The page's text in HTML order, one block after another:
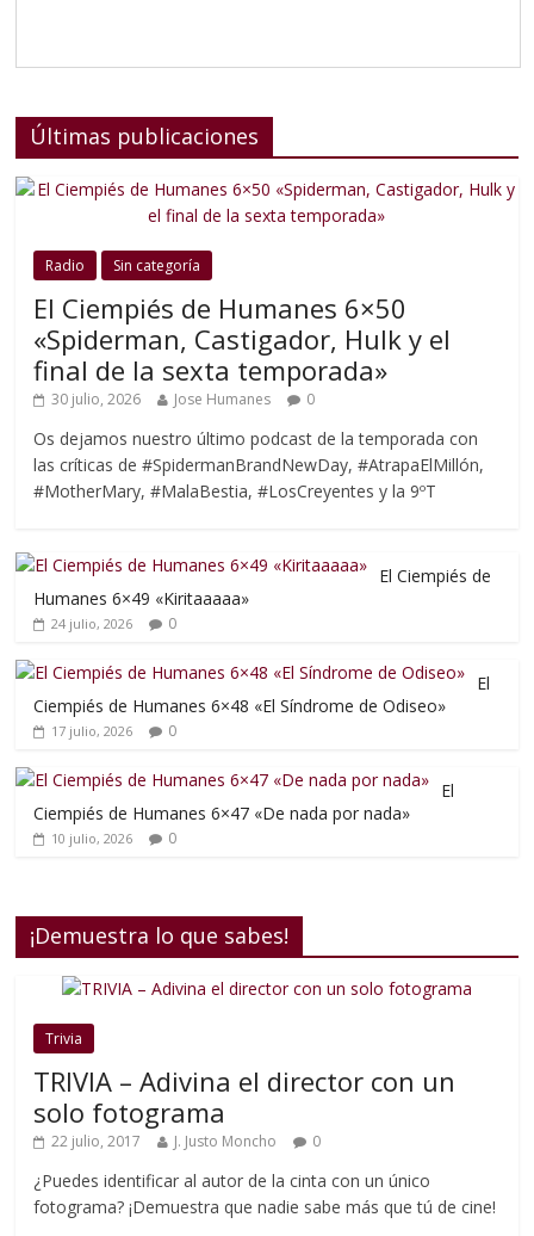
Últimas publicaciones
Radio Sin categoría
El Ciempiés de Humanes 6×50
«Spiderman, Castigador, Hulk y el
final de la sexta temporada»
30 julio, 2026 Jose Humanes 0
Os dejamos nuestro último podcast de la temporada con
las críticas de #SpidermanBrandNewDay, #AtrapaElMillón,
#MotherMary, #MalaBestia, #LosCreyentes y la 9ºT
El Ciempiés de
Humanes 6×49 «Kiritaaaaa»
24 julio, 2026 0
El
Ciempiés de Humanes 6×48 «El Síndrome de Odiseo»
17 julio, 2026 0
El
Ciempiés de Humanes 6×47 «De nada por nada»
10 julio, 2026 0
¡Demuestra lo que sabes!
Trivia
TRIVIA – Adivina el director con un
solo fotograma
22 julio, 2017 J. Justo Moncho 0
¿Puedes identificar al autor de la cinta con un único
fotograma? ¡Demuestra que nadie sabe más que tú de cine!